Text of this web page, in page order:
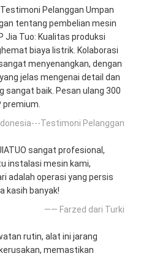
Pelanggan Umpan
tentang pembelian mesin
Jia Tuo: Kualitas produksi
biaya listrik. Kolaborasi
menyenangkan, dengan
jelas mengenai detail dan
sangat baik. Pesan ulang 300
premium.
Testimoni Pelanggan
sangat profesional,
instalasi mesin kami,
adalah operasi yang persis
kasih banyak!
—— Farzed dari Turki
rutin, alat ini jarang
memastikan